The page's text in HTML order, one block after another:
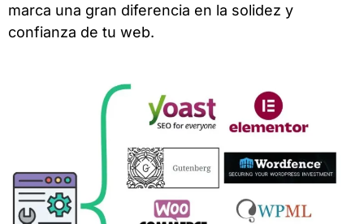
marca una gran diferencia en la solidez y
confianza de tu web.